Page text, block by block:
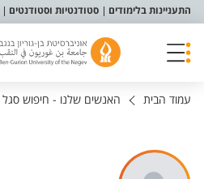
תפריט נגישות
התעניינות בלימודים סטודנטיות וסטודנטים
עמוד הבית האנשים שלנו - חיפוש סגל